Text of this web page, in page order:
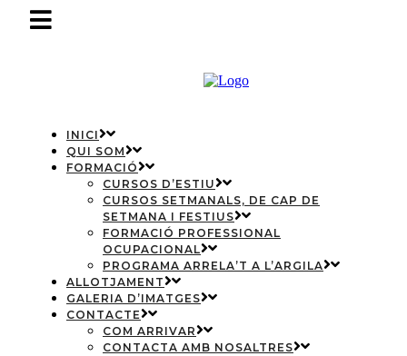
INICI
QUI SOM
FORMACIÓ
CURSOS D’ESTIU
CURSOS SETMANALS, DE CAP DE
SETMANA I FESTIUS
FORMACIÓ PROFESSIONAL
OCUPACIONAL
PROGRAMA ARRELA’T A L’ARGILA
ALLOTJAMENT
GALERIA D’IMATGES
CONTACTE
COM ARRIVAR
CONTACTA AMB NOSALTRES